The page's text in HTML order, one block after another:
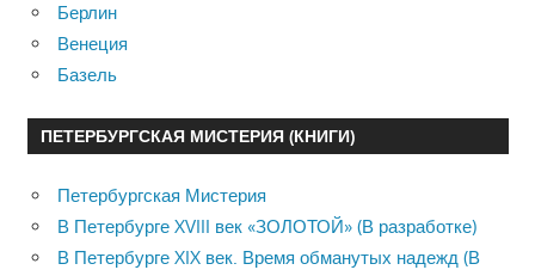
Берлин
Венеция
Базель
ПЕТЕРБУРГСКАЯ МИСТЕРИЯ (КНИГИ)
Петербургская Мистерия
В Петербурге XVIII век «ЗОЛОТОЙ» (В разработке)
В Петербурге XIX век. Время обманутых надежд (В